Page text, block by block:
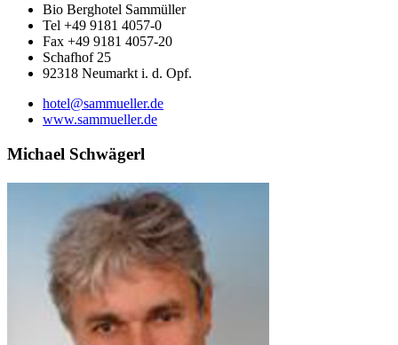
Bio Berghotel Sammüller
Tel +49 9181 4057-0
Fax +49 9181 4057-20
Schafhof 25
92318 Neumarkt i. d. Opf.
hotel@sammueller.de
www.sammueller.de
Michael Schwägerl